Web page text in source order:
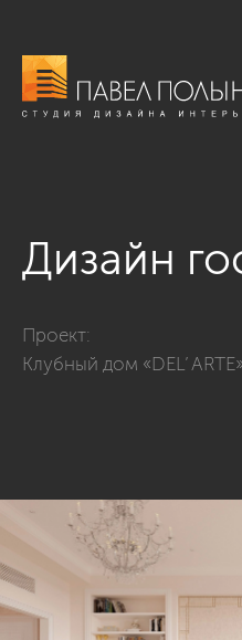
Дизайн
Проект:
Клубный дом «DEL’